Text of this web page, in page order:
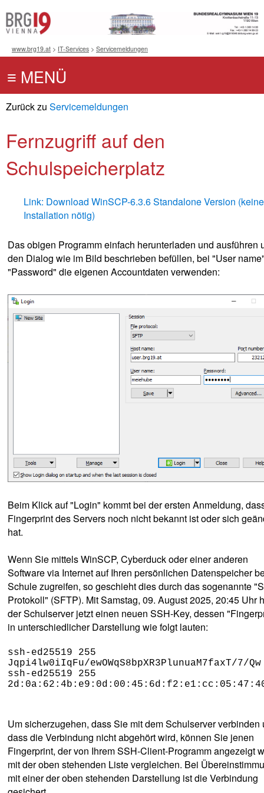
www.brg19.at > IT-Services > Servicemeldungen
Zurück zu Servicemeldungen
Fernzugriff auf den
Schulspeicherplatz
Link: Download WinSCP-6.3.6 Standalone Version (keine
Installation nötig)
Das obigen Programm einfach herunterladen und ausführen
den Dialog wie im Bild beschrieben befüllen, bei "User
"Password" die eigenen Accountdaten verwenden:
Beim Klick auf "Login" kommt bei der ersten Anmeldung,
Fingerprint des Servers noch nicht bekannt ist oder sich
hat.
Wenn Sie mittels WinSCP, Cyberduck oder einer anderen
Software via Internet auf Ihren persönlichen Datenspeicher
Schule zugreifen, so geschieht dies durch das sogenannte
Protokoll" (SFTP). Mit Samstag, 09. August 2025, 20:45 Uhr
der Schulserver jetzt einen neuen SSH-Key, dessen
in unterschiedlicher Darstellung wie folgt lauten:
ssh-ed25519 255
Jqpi4lw0iIqFu/ewOWqS8bpXR3PlunuaM7faxT/7/Qw
ssh-ed25519 255
Um sicherzugehen, dass Sie mit dem Schulserver verbinden
dass die Verbindung nicht abgehört wird, können Sie jenen
Fingerprint, der von Ihrem SSH-Client-Programm angezeigt
mit der oben stehenden Liste vergleichen. Bei
mit einer der oben stehenden Darstellung ist die Verbindung